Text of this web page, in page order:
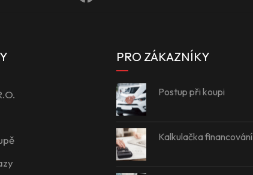
PRO ZÁKAZNÍKY
Postup při koupi
Kalkulačka financování